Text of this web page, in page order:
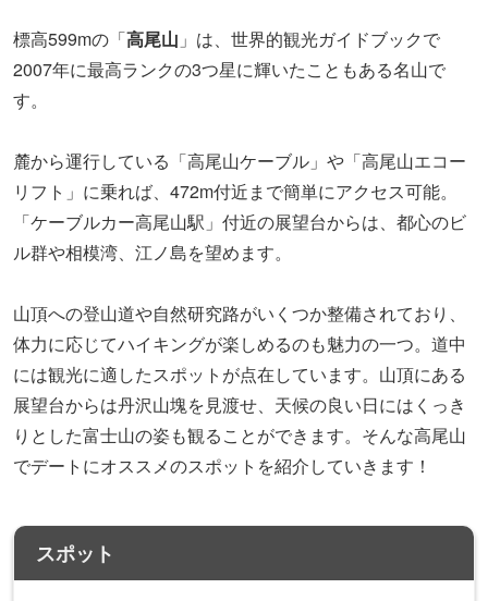
標高599mの「高尾山 」は、世界的観光ガイドブックで
2007年に最高ランクの3つ星に輝いたこともある名山で
す。
麓から運行している「高尾山ケーブル」や「高尾山エコー
リフト」に乗れば、472m付近まで簡単にアクセス可能。
「ケーブルカー高尾山駅」付近の展望台からは、都心のビ
ル群や相模湾、江ノ島を望めます。
山頂への登山道や自然研究路がいくつか整備されており、
体力に応じてハイキングが楽しめるのも魅力の一つ。道中
には観光に適したスポットが点在しています。山頂にある
展望台からは丹沢山塊を見渡せ、天候の良い日にはくっき
りとした富士山の姿も観ることができます。そんな高尾山
でデートにオススメのスポットを紹介していきます！
スポット